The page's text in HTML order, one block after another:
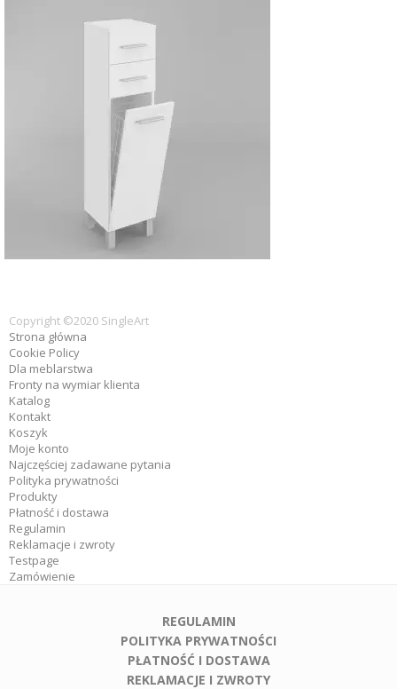
Copyright ©2020 SingleArt
Strona główna
Cookie Policy
Dla meblarstwa
Fronty na wymiar klienta
Katalog
Kontakt
Koszyk
Moje konto
Najczęściej zadawane pytania
Polityka prywatności
Produkty
Płatność i dostawa
Regulamin
Reklamacje i zwroty
Testpage
Zamówienie
REGULAMIN
POLITYKA PRYWATNOŚCI
PŁATNOŚĆ I DOSTAWA
REKLAMACJE I ZWROTY